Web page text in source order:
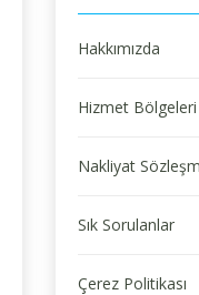
Hakkımızda
Hizmet Bölgeleri
Nakliyat
Sık Sorulanlar
Çerez Politikası